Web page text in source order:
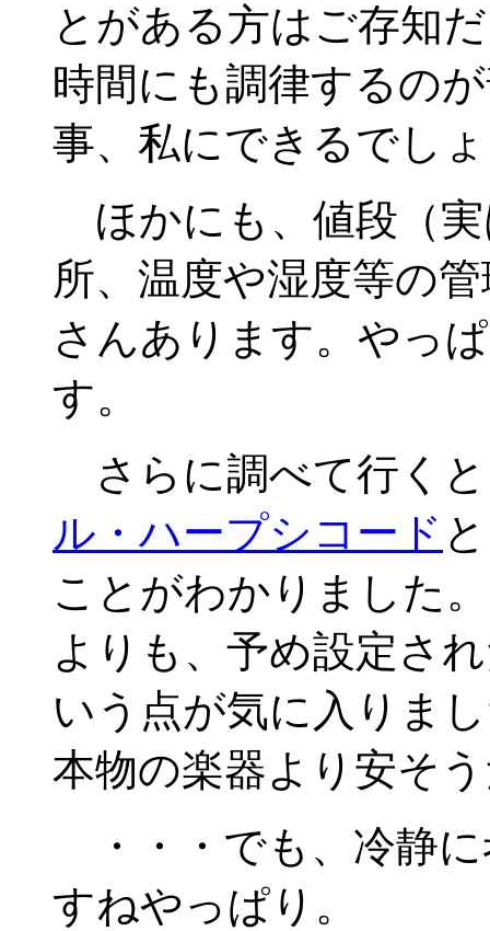
とがある方はご存知
時間にも調律するの
事、私にできるでし
ほかにも、値段（
所、温度や湿度等の
さんあります。やっ
す。
さらに調べて行く
ル・ハープシコード
ことがわかりました
よりも、予め設定さ
いう点が気に入りま
本物の楽器より安そ
・・・でも、冷静
すねやっぱり。